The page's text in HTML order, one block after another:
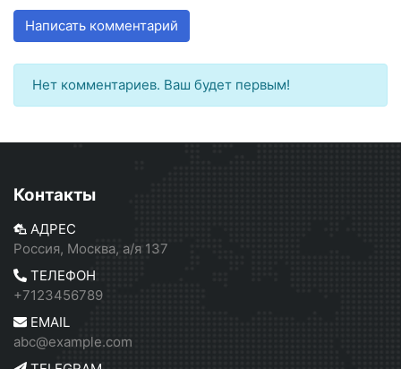
Написать комментарий
Нет комментариев. Ваш будет первым!
Контакты
АДРЕС
Россия, Москва, а/я 137
ТЕЛЕФОН
+7123456789
EMAIL
abc@example.com